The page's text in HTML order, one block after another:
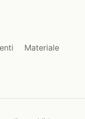
Materiale